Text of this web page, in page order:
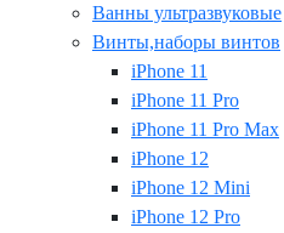
Ванны ультразвуковые
Винты,наборы винтов
iPhone 11
iPhone 11 Pro
iPhone 11 Pro Max
iPhone 12
iPhone 12 Mini
iPhone 12 Pro